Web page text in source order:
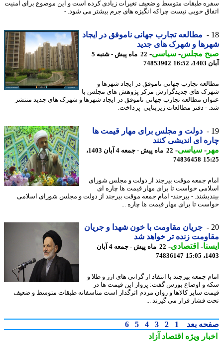
طبقات متوسط و ضعیف تغیرات زیادی کرده است و این موضوع برای امنیت
خوبی نیست چراکه انگیزه های جرم بیشتر می شود. -
مطالعه تجارب جهانی ناموفق در ایجاد
و شهرک های جدید
مجلس-سیاسی-
22 ماه پیش - شنبه 5
74853902
تجارب جهانی ناموفق در ایجاد شهرها و
های جدیدگزارش مرکز پژوهش های مجلس با
مطالعه تجارب جهانی ناموفق در ایجاد شهرها و شهرک های جدید منتشر
- دفتر مطالعات زیربنایی پرداخت.
دولت و مجلس برای مهار قیمت ها
ای اندیشی کنند
-سیاسی-
22 ماه پیش - جمعه 4 آبان 1403،
74836458
جمعه موقت بیرجند از دولت و مجلس شورای
خواست تا برای مهار قیمت ها چاره ای
- بیرجند- امام جمعه موقت بیرجند از دولت و مجلس شورای اسلامی
تا برای مهار قیمت ها چاره ...
جریان مقاومت با خون شهدا و جریان
زنده تر خواهد شد
-اقتصادی-
22 ماه پیش - جمعه 4 آبان
74836147
جمعه بیرجند با انتقاد از گرانی های ارز و طلا و
و اوضاع بورس گفت: پرواز این قیمت ها در
سایر کالاها و روان مردم اثرگذار است متاسفانه طبقات متوسط و ضعیف
فشار قرار می گیرند ...
بعد 1
2
3
4
5
6
ویژهاقتصاد آزاد